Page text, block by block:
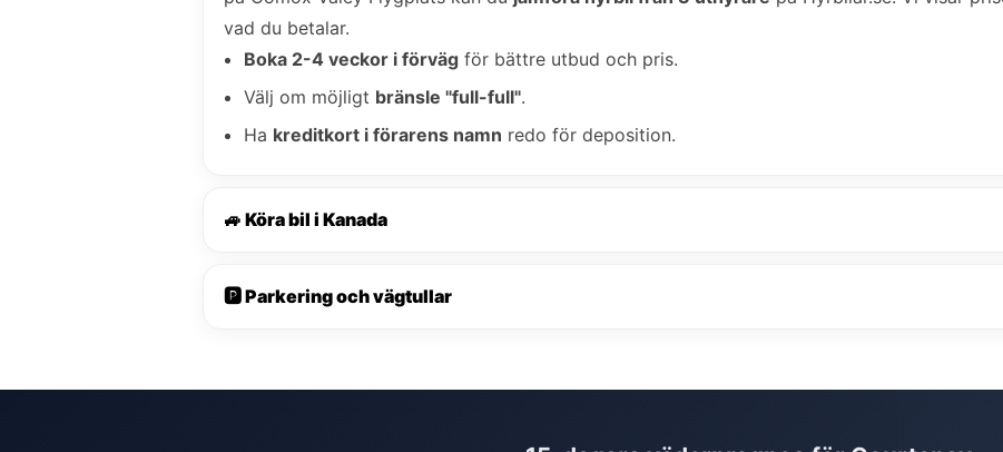
vad du betalar.
Boka 2-4 veckor i förväg för bättre utbud och pris.
Välj om möjligt bränsle "full-full".
Ha kreditkort i förarens namn redo för deposition.
🚙 Köra bil i Kanada
🅿️ Parkering och vägtullar